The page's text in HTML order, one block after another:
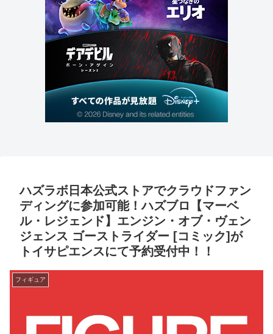
ハズラボ日本公式ストアでクラウドファン
ディングに参加可能！ハズブロ【マーベ
ル・レジェンド】エンジン・オブ・ヴェン
ジェンス ゴーストライダー [コミック]が
トイサピエンスにて予約受付中！！
フィギュア